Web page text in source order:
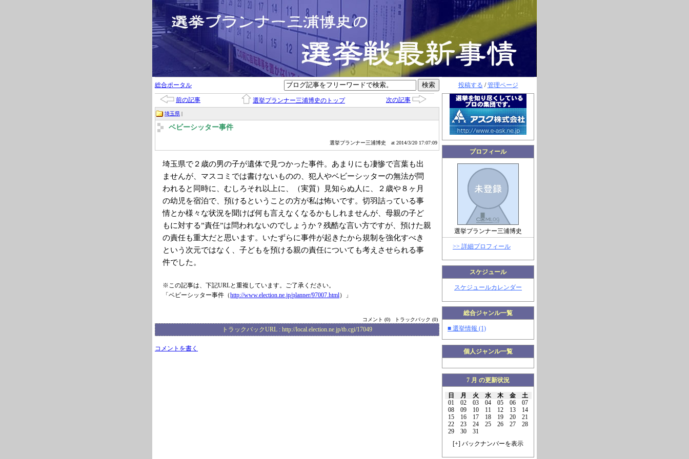
投稿する /管理ページ
プロフィール
選挙プランナー三浦博史
>> 詳細プロフィール
スケジュール
スケジュールカレンダー
総合ジャンル一覧
■ 選挙情報 (1)
個人ジャンル一覧
7 月 の更新状況
日 月 火 水 木 金
土
01
02 03 04 05 06
07
08
09 10 11 12 13
14
15
16 17 18 19 20
21
22
23 24 25 26 27
28
29
30
31
[+] バックナンバーを表示
総合ポータル
前の記事 選挙プランナー三浦博史のトップ 次の記事
埼玉県 |
ベビーシッター事件
選挙プランナー三浦博史 at 2014/3/20 17:07:09
埼玉県で２歳の男の子が遺体で見つかった事件。あまりにも凄惨で言葉も出
ませんが、マスコミでは書けないものの、犯人やベビーシッターの無法が問
われると同時に、むしろそれ以上に、（実質）見知らぬ人に、２歳や８ヶ月
の幼児を宿泊で、預けるということの方が私は怖いです。切羽詰っている事
情とか様々な状況を聞けば何も言えなくなるかもしれませんが、母親の子ど
もに対する”責任”は問われないのでしょうか？残酷な言い方ですが、預けた親
の責任も重大だと思います。いたずらに事件が起きたから規制を強化すべき
という次元ではなく、子どもを預ける親の責任についても考えさせられる事
件でした。
※この記事は、下記URLと重複しています。ご了承ください。
「ベビーシッター事件（http://www.election.ne.jp/planner/97007.html）」
コメント (0) トラックバック (0)
トラックバックURL : http://local.election.ne.jp/tb.cgi/17049
コメントを書く